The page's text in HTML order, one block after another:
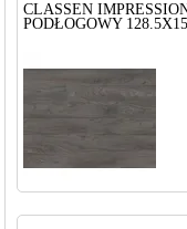
CLASSEN
PODŁOGOWY